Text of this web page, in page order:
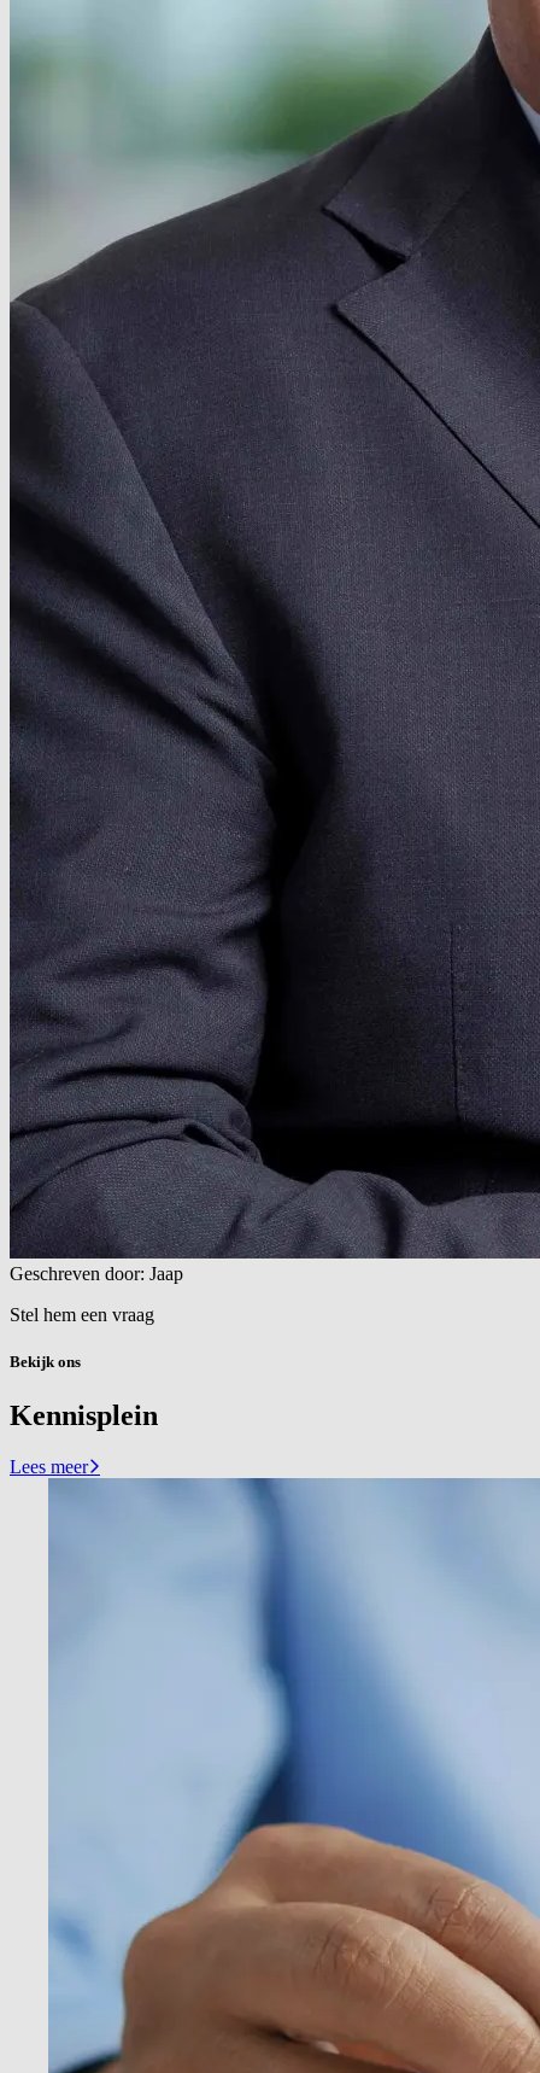
Geschreven door: Jaap
Stel hem een vraag
Bekijk ons
Kennisplein
Lees meer